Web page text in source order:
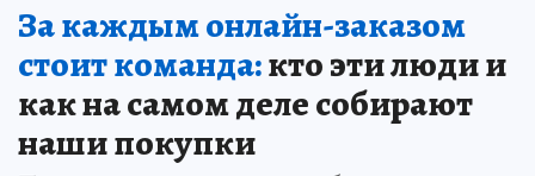
За каждым онлайн-заказом
стоит команда:кто эти люди и
как на самом деле собирают
наши покупки